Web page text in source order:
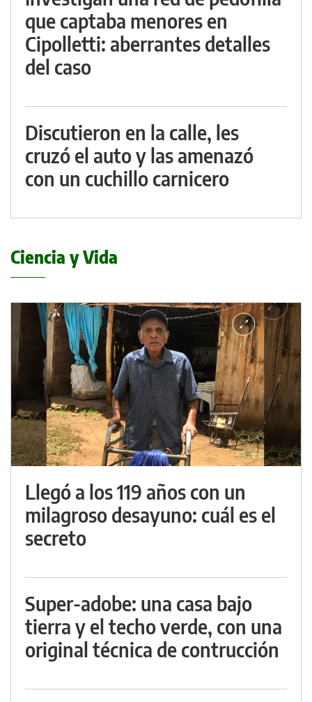
que captaba menores en
Cipolletti: aberrantes detalles
del caso
Discutieron en la calle, les
cruzó el auto y las amenazó
con un cuchillo carnicero
Ciencia y Vida
Llegó a los 119 años con un
milagroso desayuno: cuál es el
secreto
Super-adobe: una casa bajo
tierra y el techo verde, con una
original técnica de contrucción